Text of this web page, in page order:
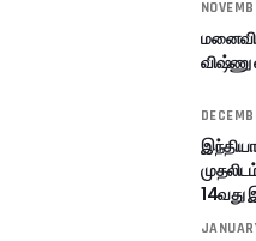
மனைவி
விஷ்ணு
14வது